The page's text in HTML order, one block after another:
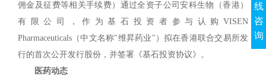
佣金及征费等相关手续费）通过全资子公司安科生物（香港）
有限公司，作为基石投资者参与认购VISEN
Pharmaceuticals（中文名称"维昇药业"）拟在香港联合交易所发
行的首次公开发行股份，并签署《基石投资协议》。
医药动态
线
咨
询